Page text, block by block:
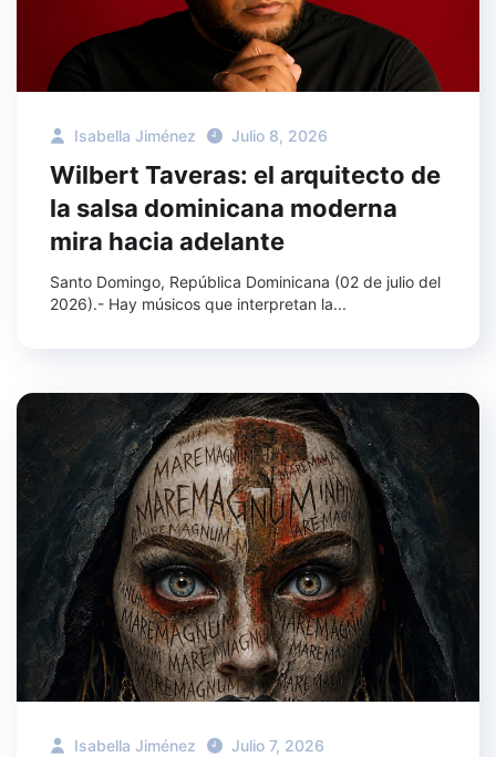
Isabella Jiménez Julio 8, 2026
Wilbert Taveras: el arquitecto de
la salsa dominicana moderna
mira hacia adelante
Santo Domingo, República Dominicana (02 de julio del
2026).- Hay músicos que interpretan la...
Isabella Jiménez Julio 7, 2026